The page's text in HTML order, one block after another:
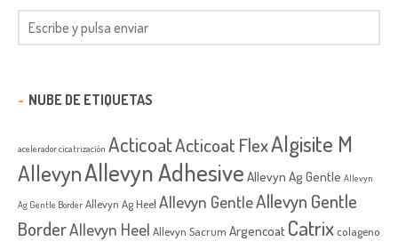
NUBE DE ETIQUETAS
acelerador cicatrización ActicoatActicoat FlexAlgisite M
AllevynAllevyn Adhesive Allevyn Ag Gentle Allevyn
Ag Gentle Border Allevyn Ag Heel Allevyn GentleAllevyn Gentle
BorderAllevyn Heel Allevyn Sacrum Argencoat Catrix colageno